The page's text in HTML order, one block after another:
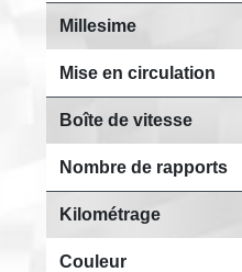
Millesime
Mise en circulation
Boîte de vitesse
Nombre de rapports
Kilométrage
Couleur